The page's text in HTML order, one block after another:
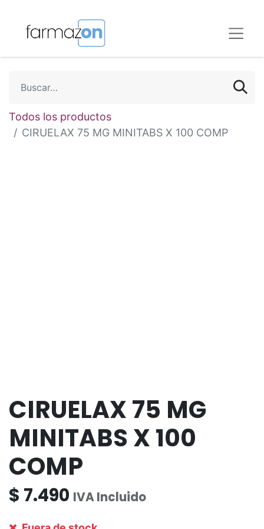
Todos los productos
CIRUELAX 75 MG MINITABS X 100 COMP
CIRUELAX 75 MG
MINITABS X 100
COMP
$ 7.490 IVA Incluido